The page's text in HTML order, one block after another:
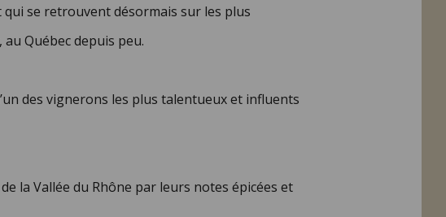
se retrouvent désormais sur les plus
Québec depuis peu.
des vignerons les plus talentueux et influents
la Vallée du Rhône par leurs notes épicées et